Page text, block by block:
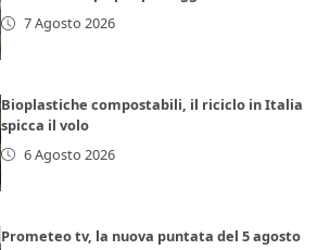
7 Agosto 2026
Bioplastiche compostabili, il riciclo in Italia
spicca il volo
6 Agosto 2026
Prometeo tv, la nuova puntata del 5 agosto